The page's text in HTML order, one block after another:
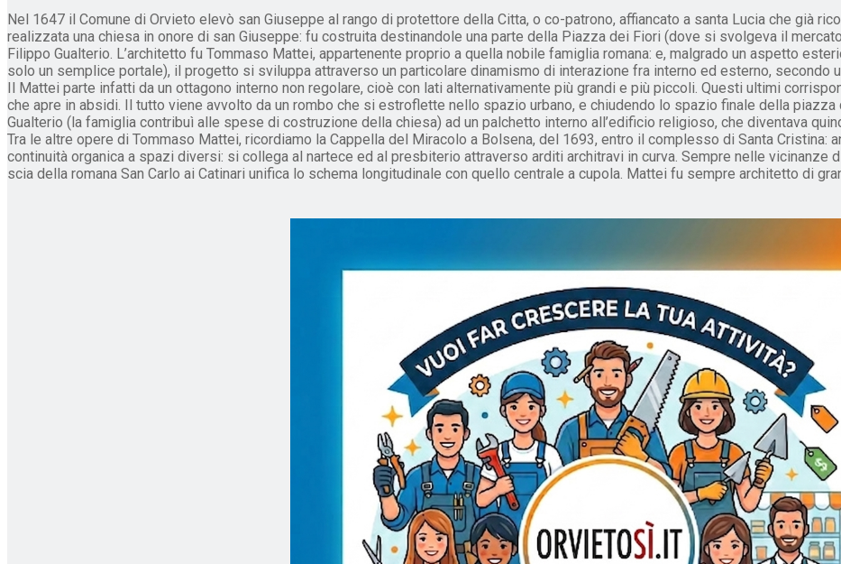
Nel 1647 il Comune di Orvieto elevò san Giuseppe al rango di protettore della Citta, o co-patrono, affiancato a santa Lucia che già
realizzata una chiesa in onore di san Giuseppe: fu costruita destinandole una parte della Piazza dei Fiori (dove si svolgeva il
Filippo Gualterio. L’architetto fu Tommaso Mattei, appartenente proprio a quella nobile famiglia romana: e, malgrado un aspetto
solo un semplice portale), il progetto si sviluppa attraverso un particolare dinamismo di interazione fra interno ed esterno, secondo
Il Mattei parte infatti da un ottagono interno non regolare, cioè con lati alternativamente più grandi e più piccoli. Questi ultimi
che apre in absidi. Il tutto viene avvolto da un rombo che si estroflette nello spazio urbano, e chiudendo lo spazio finale della
Gualterio (la famiglia contribuì alle spese di costruzione della chiesa) ad un palchetto interno all’edificio religioso, che diventava
Tra le altre opere di Tommaso Mattei, ricordiamo la Cappella del Miracolo a Bolsena, del 1693, entro il complesso di Santa Cristina:
continuità organica a spazi diversi: si collega al nartece ed al presbiterio attraverso arditi architravi in curva. Sempre nelle vicinanze
scia della romana San Carlo ai Catinari unifica lo schema longitudinale con quello centrale a cupola. Mattei fu sempre architetto di